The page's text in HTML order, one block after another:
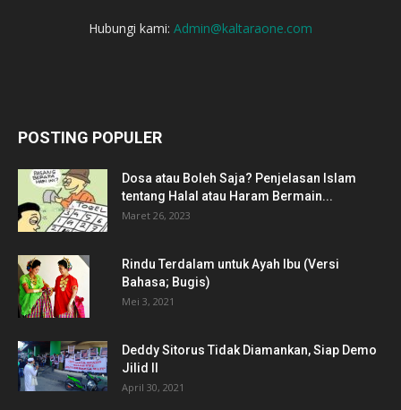
Hubungi kami: Admin@kaltaraone.com
POSTING POPULER
Dosa atau Boleh Saja? Penjelasan Islam
tentang Halal atau Haram Bermain...
Maret 26, 2023
Rindu Terdalam untuk Ayah Ibu (Versi
Bahasa; Bugis)
Mei 3, 2021
Deddy Sitorus Tidak Diamankan, Siap Demo
Jilid II
April 30, 2021